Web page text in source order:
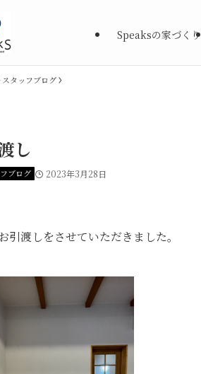
Speaksの家づくり
スタッフブログ
し
ブログ 2023年3月28日
引渡しをさせていただきました。